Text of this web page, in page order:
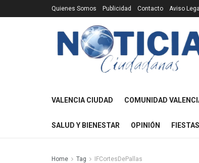
Quienes Somos Publicidad Contacto Aviso Legal
VALENCIA CIUDAD COMUNIDAD
SALUD Y BIENESTAR OPINIÓN
Home Tag IFCortesDePallas